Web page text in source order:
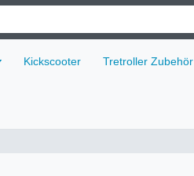
Kickscooter Tretroller Zubehör